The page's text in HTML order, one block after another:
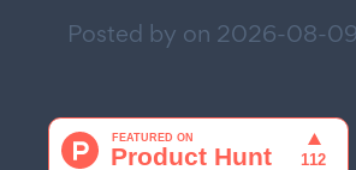
Posted by on 2026-08-09